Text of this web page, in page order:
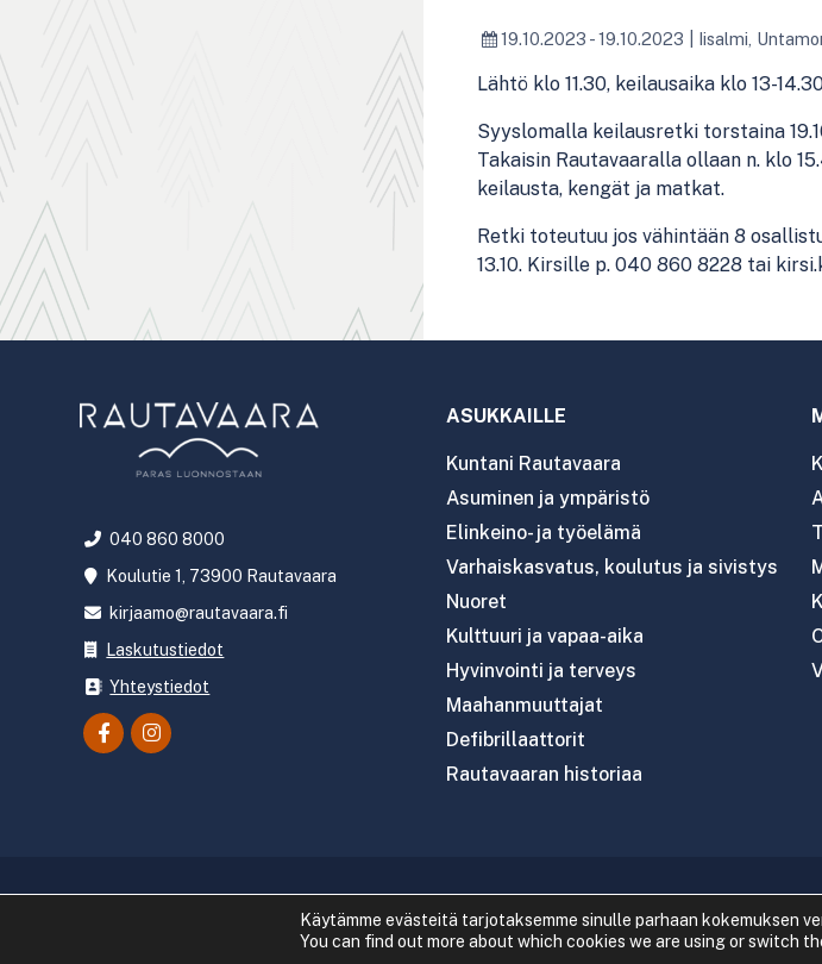
19.10.2023 - 19.10.2023 Iisalmi,
Lähtö klo 11.30, keilausaika klo 13-
Syyslomalla keilausretki torstaina
Takaisin Rautavaaralla ollaan n. klo
keilausta, kengät ja matkat.
Retki toteutuu jos vähintään 8
13.10. Kirsille p. 040 860 8228 tai
040 860 8000
Koulutie 1, 73900 Rautavaara
kirjaamo@rautavaara.fi
Laskutustiedot
Yhteystiedot
ASUKKAILLE
Kuntani Rautavaara
Asuminen ja ympäristö
Elinkeino- ja työelämä
Varhaiskasvatus, koulutus ja sivistys
Nuoret
Kulttuuri ja vapaa-aika
Hyvinvointi ja terveys
Maahanmuuttajat
Defibrillaattorit
Rautavaaran historiaa
Käytämme evästeitä tarjotaksemme sinulle parhaan kokemuksen
You can find out more about which cookies we are using or switch